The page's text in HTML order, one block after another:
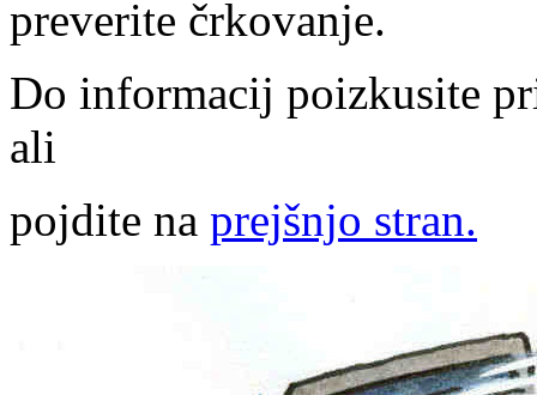
preverite črkovanje.
Do informacij poizkusite
ali
pojdite na prejšnjo stran.